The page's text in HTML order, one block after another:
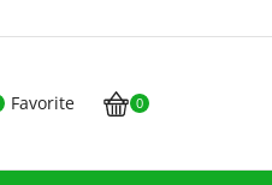
Favorite 0